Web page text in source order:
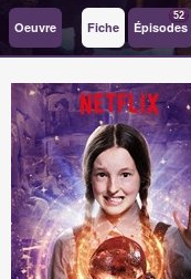
Oeuvre Fiche Épisodes
52